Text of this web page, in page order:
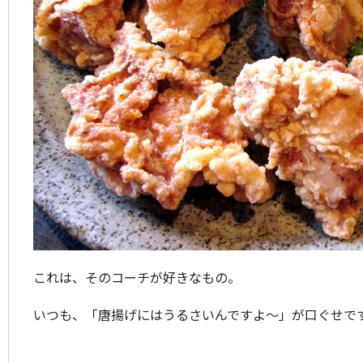
これは、そのコーチが好きなもの。
いつも、「唐揚げにはうるさいんですよ～」が口ぐせで